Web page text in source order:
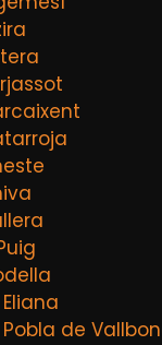
Pobla de